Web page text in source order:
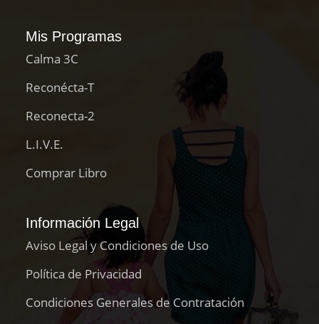
Mis Programas
Calma 3C
Reconécta-T
Reconecta-2
L.I.V.E.
Comprar Libro
Información Legal
Aviso Legal y Condiciones de Uso
Política de Privacidad
Condiciones Generales de Contratación